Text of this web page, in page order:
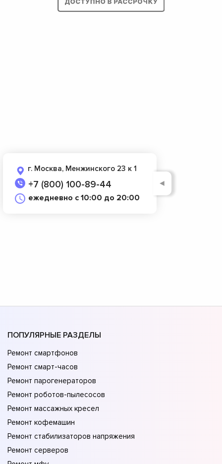
г. Москва, Менжинского 23 к 1
+7 (800) 100-89-44
ежедневно с 10:00 до 20:00
◄
ПОПУЛЯРНЫЕ РАЗДЕЛЫ
Ремонт смартфонов
Ремонт смарт-часов
Ремонт парогенераторов
Ремонт роботов-пылесосов
Ремонт массажных кресел
Ремонт кофемашин
Ремонт стабилизаторов напряжения
Ремонт серверов